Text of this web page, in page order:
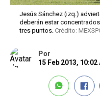
Jesús Sánchez (izq.)
deberán estar
tres puntos. Crédito:
Por
15 Feb 2013, 10:02